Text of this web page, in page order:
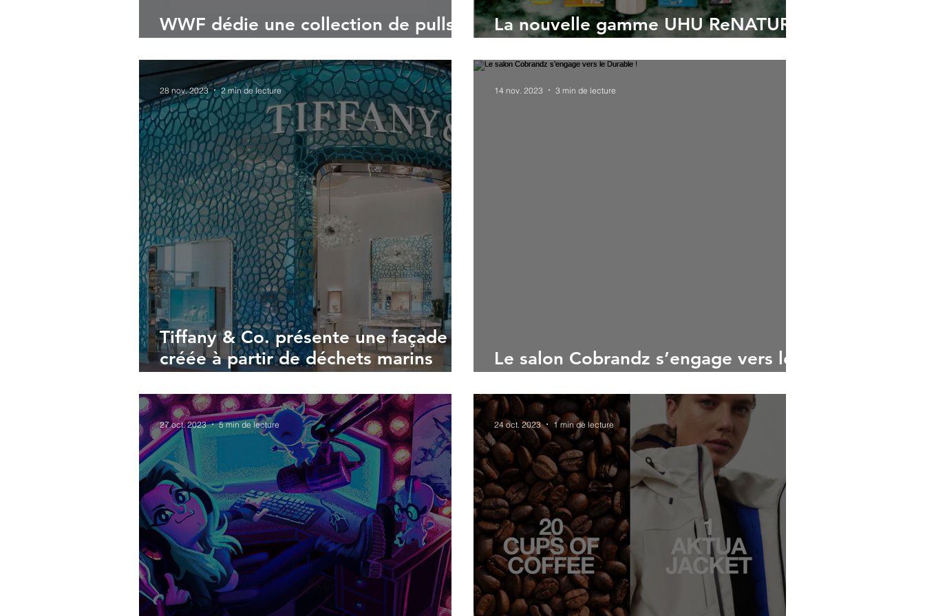
WWF dédie une collection de pulls
La nouvelle gamme UHU ReNATURE
Tiffany & Co. présente une façade
créée à partir de déchets marins
28 nov. 2023 2 min de lecture
Le salon Cobrandz s’engage vers le
14 nov. 2023 3 min de lecture
27 oct. 2023 5 min de lecture 24 oct. 2023 1 min de lecture